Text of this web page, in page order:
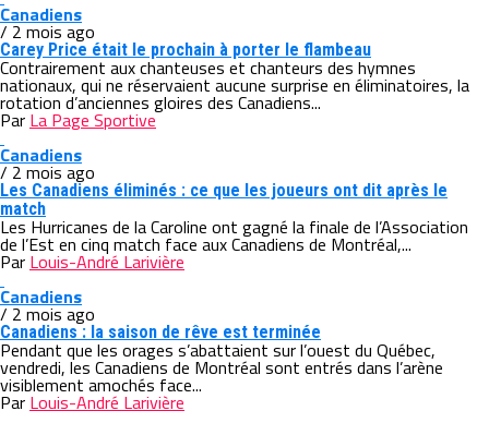
Canadiens
/ 2 mois ago
Carey Price était le prochain à porter le flambeau
Contrairement aux chanteuses et chanteurs des hymnes
nationaux, qui ne réservaient aucune surprise en éliminatoires, la
rotation d’anciennes gloires des Canadiens...
Par La Page Sportive
Canadiens
/ 2 mois ago
Les Canadiens éliminés : ce que les joueurs ont dit après le
match
Les Hurricanes de la Caroline ont gagné la finale de l’Association
de l’Est en cinq match face aux Canadiens de Montréal,...
Par Louis-André Larivière
Canadiens
/ 2 mois ago
Canadiens : la saison de rêve est terminée
Pendant que les orages s’abattaient sur l’ouest du Québec,
vendredi, les Canadiens de Montréal sont entrés dans l’arène
visiblement amochés face...
Par Louis-André Larivière